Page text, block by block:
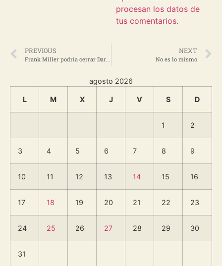
procesan los datos de
tus comentarios.
PREVIOUS
Frank Miller podría cerrar Dark Knight con un tercer volumen co-escrito por Scott Snyder (Versión móvil)
NEXT
No es lo mismo
agosto 2026
L M X J V S D
1 2
3 4 5 6 7 8 9
10 11 12 13 14 15 16
17 18 19 20 21 22 23
24 25 26 27 28 29 30
31